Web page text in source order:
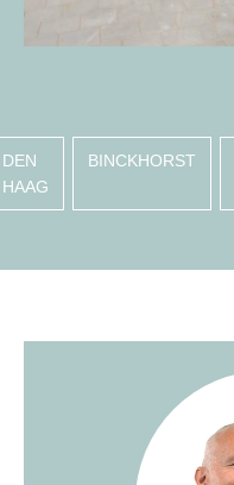
DEN
HAAG
BINCKHORST